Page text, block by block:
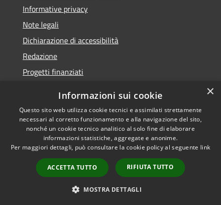
Informative privacy
Note legali
Dichiarazione di accessibilità
Redazione
Progetti finanziati
RSS
Accessibilità
Privacy
Mappa del sito
Dichiarazione di
accessibilità• Copyright ©
2021 • Comune di Mirano
• Powered by
Municipium•
Accesso
redazione
×
Informazioni sui cookie
Questo sito web utilizza cookie tecnici e assimilati strettamente
necessari al corretto funzionamento e alla navigazione del sito,
nonché un cookie tecnico analitico al solo fine di elaborare
informazioni statistiche, aggregate e anonime.
Per maggiori dettagli, può consultare la cookie policy al seguente link
ACCETTA TUTTO RIFIUTA TUTTO
MOSTRA DETTAGLI